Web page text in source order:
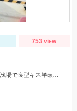
753 view
午後ショート便キス釣り、３時間の短時間ですが極浅場で良型キス竿頭５０匹と入れ食い状態でした！